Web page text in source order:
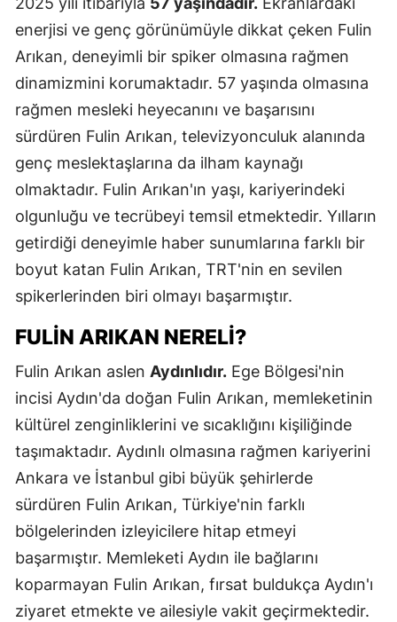
enerjisi ve genç görünümüyle dikkat çeken Fulin
Arıkan, deneyimli bir spiker olmasına rağmen
dinamizmini korumaktadır. 57 yaşında olmasına
rağmen mesleki heyecanını ve başarısını
sürdüren Fulin Arıkan, televizyonculuk alanında
genç meslektaşlarına da ilham kaynağı
olmaktadır. Fulin Arıkan'ın yaşı, kariyerindeki
olgunluğu ve tecrübeyi temsil etmektedir. Yılların
getirdiği deneyimle haber sunumlarına farklı bir
boyut katan Fulin Arıkan, TRT'nin en sevilen
spikerlerinden biri olmayı başarmıştır.
FULIN ARIKAN NERELI?
Fulin Arıkan aslen Aydınlıdır. Ege Bölgesi'nin
incisi Aydın'da doğan Fulin Arıkan, memleketinin
kültürel zenginliklerini ve sıcaklığını kişiliğinde
taşımaktadır. Aydınlı olmasına rağmen kariyerini
Ankara ve İstanbul gibi büyük şehirlerde
sürdüren Fulin Arıkan, Türkiye'nin farklı
bölgelerinden izleyicilere hitap etmeyi
başarmıştır. Memleketi Aydın ile bağlarını
koparmayan Fulin Arıkan, fırsat buldukça Aydın'ı
ziyaret etmekte ve ailesiyle vakit geçirmektedir.